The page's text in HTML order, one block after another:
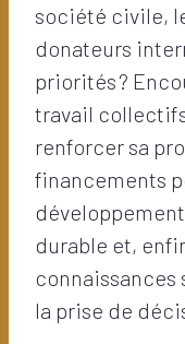
société civile,
donateurs
priorités ?
travail collectifs
renforcer sa
financements
durable et,
connaissances
la prise de